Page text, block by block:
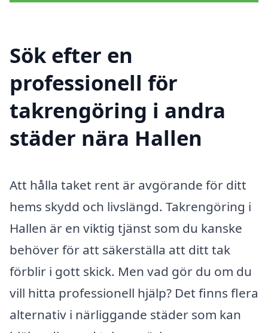
Sök efter en
professionell för
takrengöring i andra
städer nära Hallen
Att hålla taket rent är avgörande för ditt
hems skydd och livslängd. Takrengöring i
Hallen är en viktig tjänst som du kanske
behöver för att säkerställa att ditt tak
förblir i gott skick. Men vad gör du om du
vill hitta professionell hjälp? Det finns flera
alternativ i närliggande städer som kan